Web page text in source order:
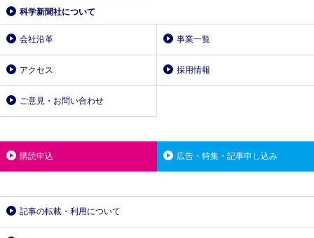
科学新聞社について
会社沿革 事業一覧
アクセス 採用情報
ご意見・お問い合わせ
購読申込 広告・特集・記事申し込み
記事の転載・利用について